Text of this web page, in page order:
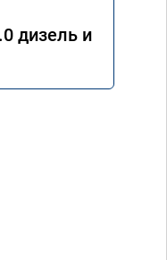
дизель и